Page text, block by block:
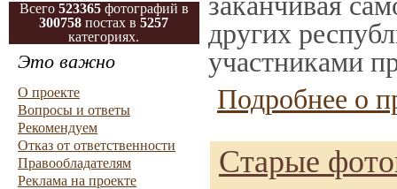
Всего 523365 фотографий в
300758 постах в5257
категориях.
Это важно
О проекте
Вопросы и ответы
Рекомендуем
Отказ от ответственности
Правообладателям
Реклама на проекте
других
участниками
Подробнее о
Старые